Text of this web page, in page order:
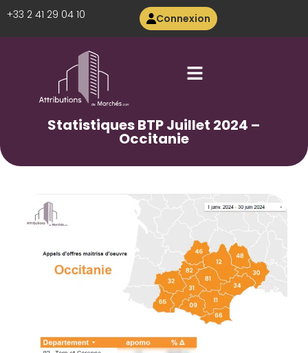
+33 2 41 29 04 10 Connexion
Statistiques BTP Juillet 2024 –
Occitanie